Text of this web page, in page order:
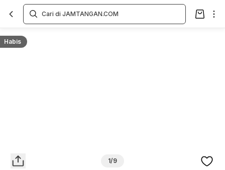
Habis
1/9
Overview